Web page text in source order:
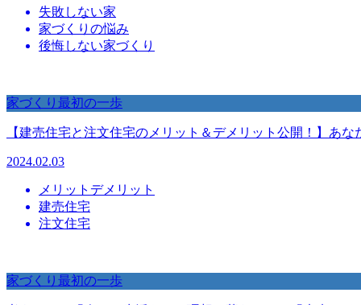
失敗しない家
家づくりの悩み
後悔しない家づくり
家づくり最初の一歩
【建売住宅と注文住宅のメリット＆デメリット公開！】あな
2024.02.03
メリットデメリット
建売住宅
注文住宅
家づくり最初の一歩